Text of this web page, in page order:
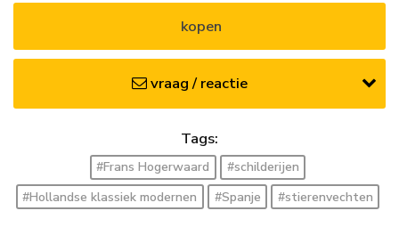
kopen
vraag / reactie
Tags:
#Frans Hogerwaard
#schilderijen
#Hollandse klassiek modernen
#Spanje #stierenvechten